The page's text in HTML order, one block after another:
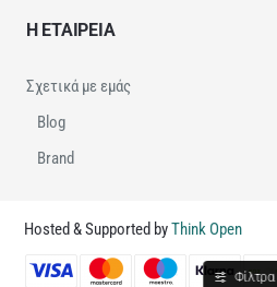
Η ΕΤΑΙΡΕΙΑ
Σχετικά με εμάς
Blog
Brand
Hosted & Supported byThink Open
Φίλτρα